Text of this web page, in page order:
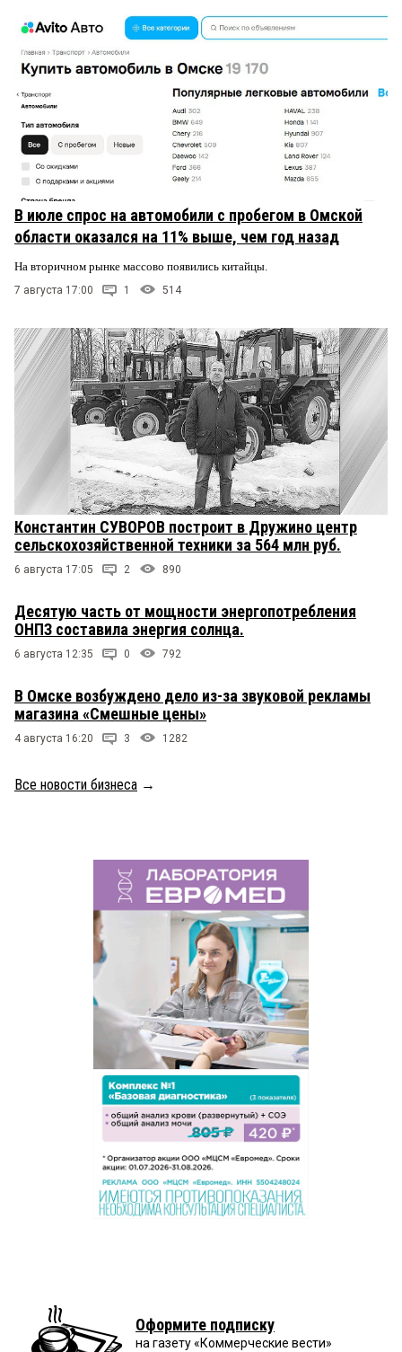
В июле спрос на автомобили с пробегом в Омской
области оказался на 11% выше, чем год назад
На вторичном рынке массово появились китайцы.
7 августа 17:00 1 514
Константин СУВОРОВ построит в Дружино центр
сельскохозяйственной техники за 564 млн руб.
6 августа 17:05 2 890
Десятую часть от мощности энергопотребления
ОНПЗ составила энергия солнца.
6 августа 12:35 0 792
В Омске возбуждено дело из-за звуковой рекламы
магазина «Смешные цены»
4 августа 16:20 3 1282
Все новости бизнеса →
Оформите подписку
на газету «Коммерческие вести»